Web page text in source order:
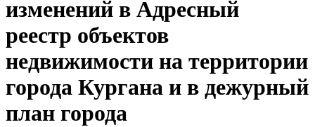
изменений в Адресный
реестр объектов
недвижимости на территории
города Кургана и в дежурный
план города